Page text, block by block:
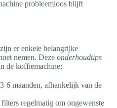
probleemloos blijft
er enkele belangrijke
nemen. Deze onderhoudtips
de koffiemachine:
6 maanden, afhankelijk van de
regelmatig om ongewenste